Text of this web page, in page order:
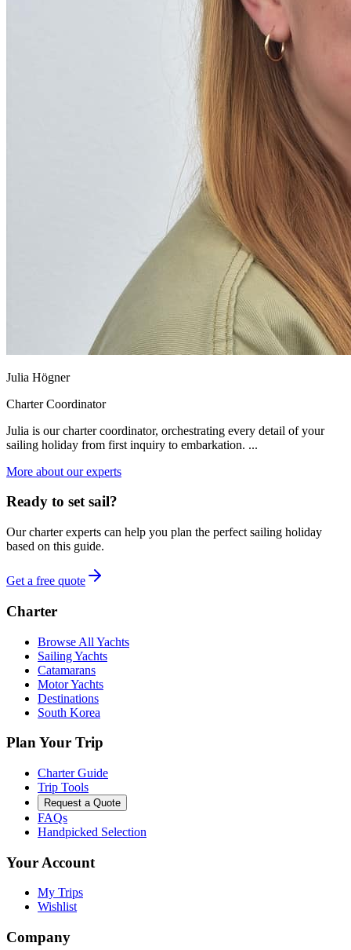
Julia Högner
Charter Coordinator
Julia is our charter coordinator, orchestrating every detail of your
sailing holiday from first inquiry to embarkation. ...
More about our experts
Ready to set sail?
Our charter experts can help you plan the perfect sailing holiday
based on this guide.
Get a free quote
Charter
Browse All Yachts
Sailing Yachts
Catamarans
Motor Yachts
Destinations
South Korea
Plan Your Trip
Charter Guide
Trip Tools
Request a Quote
FAQs
Handpicked Selection
Your Account
My Trips
Wishlist
Company